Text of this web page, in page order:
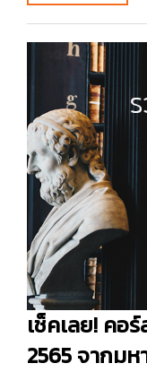
เช็คเลย! คอ
2565 จากมห